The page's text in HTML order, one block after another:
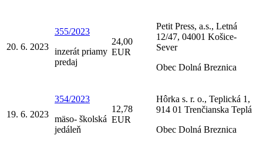
20. 6. 2023
355/2023
inzerát priamy
predaj
24,00
EUR
Petit Press, a.s., Letná
12/47, 04001 Košice-
Sever
Obec Dolná Breznica
19. 6. 2023
354/2023
mäso- školská
jedáleň
12,78
EUR
Hôrka s. r. o., Teplická 1,
914 01 Trenčianska Teplá
Obec Dolná Breznica